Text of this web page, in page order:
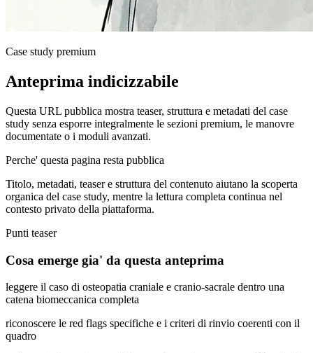
Case study premium
Anteprima indicizzabile
Questa URL pubblica mostra teaser, struttura e metadati del case
study senza esporre integralmente le sezioni premium, le manovre
documentate o i moduli avanzati.
Perche' questa pagina resta pubblica
Titolo, metadati, teaser e struttura del contenuto aiutano la scoperta
organica del case study, mentre la lettura completa continua nel
contesto privato della piattaforma.
Punti teaser
Cosa emerge gia' da questa anteprima
leggere il caso di osteopatia craniale e cranio-sacrale dentro una
catena biomeccanica completa
riconoscere le red flags specifiche e i criteri di rinvio coerenti con il
quadro